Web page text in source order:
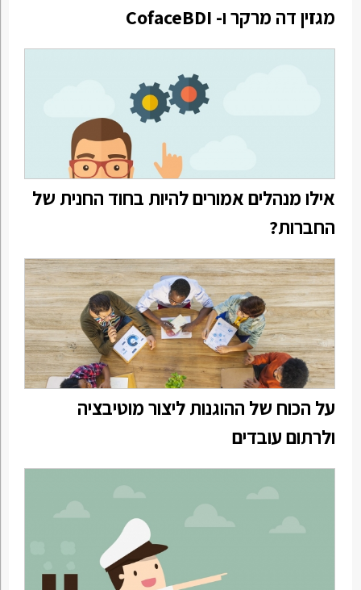
מגזין דה מרקר ו- CofaceBDI
אילו מנהלים אמורים להיות בחוד החנית של
החברות?
על הכוח של ההוגנות ליצור מוטיבציה
ולרתום עובדים